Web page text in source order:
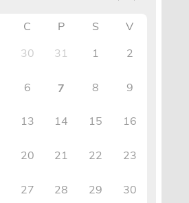
C P S
V
30 31 1 2
6 7 8 9
13 14 15 16
20 21 22 23
27 28 29 30